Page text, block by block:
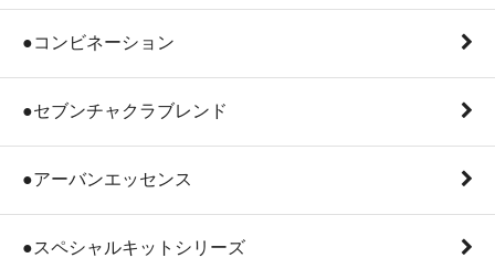
●コンビネーション
●セブンチャクラブレンド
●アーバンエッセンス
●スペシャルキットシリーズ